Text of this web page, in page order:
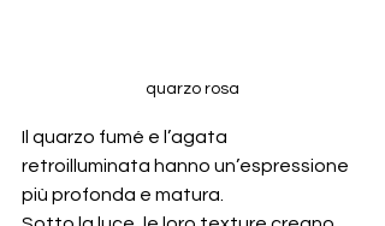
quarzo rosa
Il quarzo fumé e l’agata
retroilluminata hanno un’espressione
più profonda e matura.